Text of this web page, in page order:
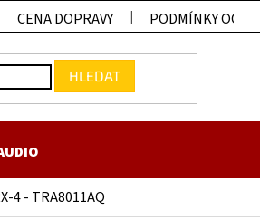
CENA DOPRAVY PODMÍNKY
HLEDAT
4 - TRA8011AQ